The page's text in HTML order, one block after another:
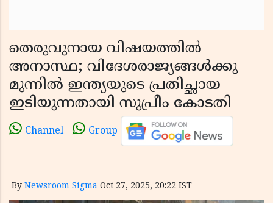
തെരുവുനായ വിഷയത്തിൽ
അനാസ്ഥ; വിദേശരാജ്യങ്ങൾക്കു
മുന്നിൽ ഇന്ത്യയുടെ പ്രതിച്ഛായ
ഇടിയുന്നതായി സുപ്രീം കോടതി
Channel Group
By Newsroom Sigma Oct 27, 2025, 20:22 IST